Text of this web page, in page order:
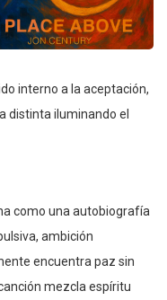
interno a la aceptación,
distinta iluminando el
como una autobiografía
ambición
encuentra paz sin
mezcla espíritu